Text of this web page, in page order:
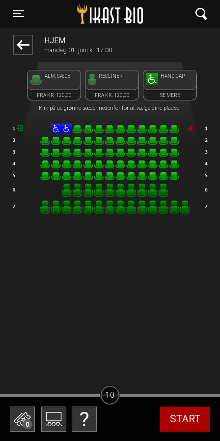
Toggle navigation
Ikast Bio
HJEM
mandag 01. juni kl. 17:00
ALM. SÆDE
FRA KR. 120,00
RECLINER
FRA KR. 120,00
HANDICAP
SE MERE
Klik på de grønne sæder nedenfor for at vælge dine pladser
0 START
10
1step-front02 110235